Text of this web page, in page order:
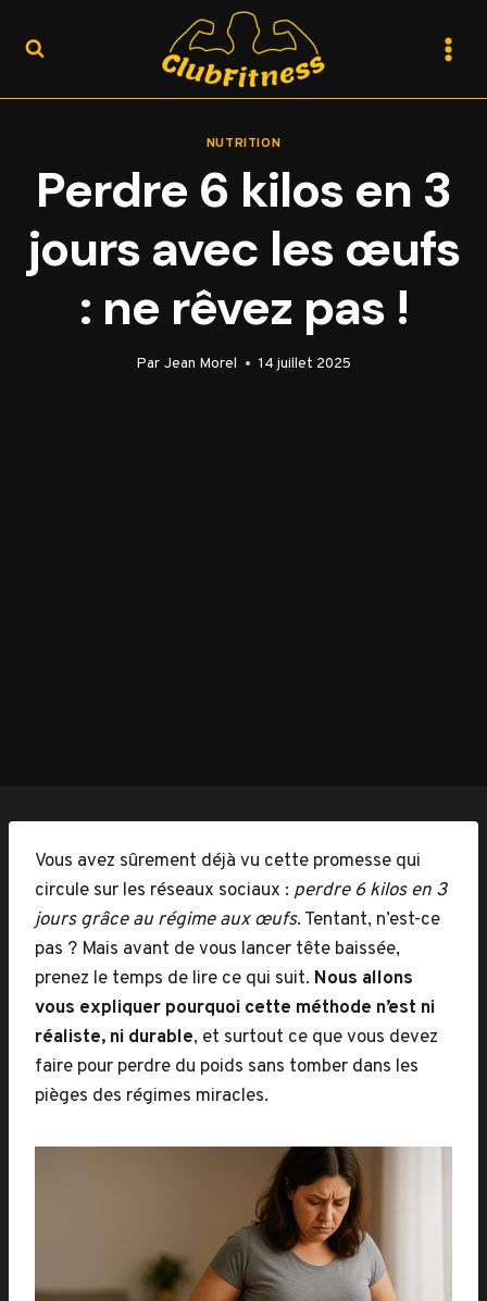
NUTRITION
Perdre 6 kilos en 3
jours avec les œufs
: ne rêvez pas !
Par Jean Morel 14 juillet 2025
Vous avez sûrement déjà vu cette promesse qui
circule sur les réseaux sociaux : perdre 6 kilos en 3
jours grâce au régime aux œufs. Tentant, n’est-ce
pas ? Mais avant de vous lancer tête baissée,
prenez le temps de lire ce qui suit. Nous allons
vous expliquer pourquoi cette méthode n’est ni
réaliste, ni durable, et surtout ce que vous devez
faire pour perdre du poids sans tomber dans les
pièges des régimes miracles.